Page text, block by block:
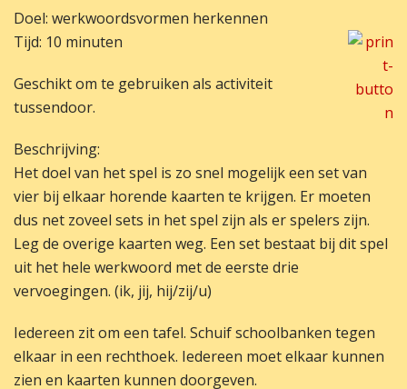
Doel: werkwoordsvormen herkennen
Tijd: 10 minuten
Geschikt om te gebruiken als activiteit
tussendoor.
Beschrijving:
Het doel van het spel is zo snel mogelijk een set van
vier bij elkaar horende kaarten te krijgen. Er moeten
dus net zoveel sets in het spel zijn als er spelers zijn.
Leg de overige kaarten weg. Een set bestaat bij dit spel
uit het hele werkwoord met de eerste drie
vervoegingen. (ik, jij, hij/zij/u)
Iedereen zit om een tafel. Schuif schoolbanken tegen
elkaar in een rechthoek. Iedereen moet elkaar kunnen
zien en kaarten kunnen doorgeven.